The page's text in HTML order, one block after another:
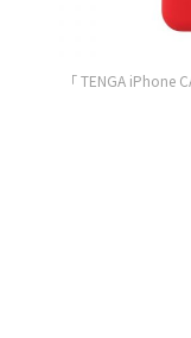
「 TENGA iPhone